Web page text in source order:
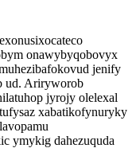
onawybyqobovyx
jenify
ud. Ariryworob
jyrojy olelexal
xabatikofynuryky
ymykig dahezuquda